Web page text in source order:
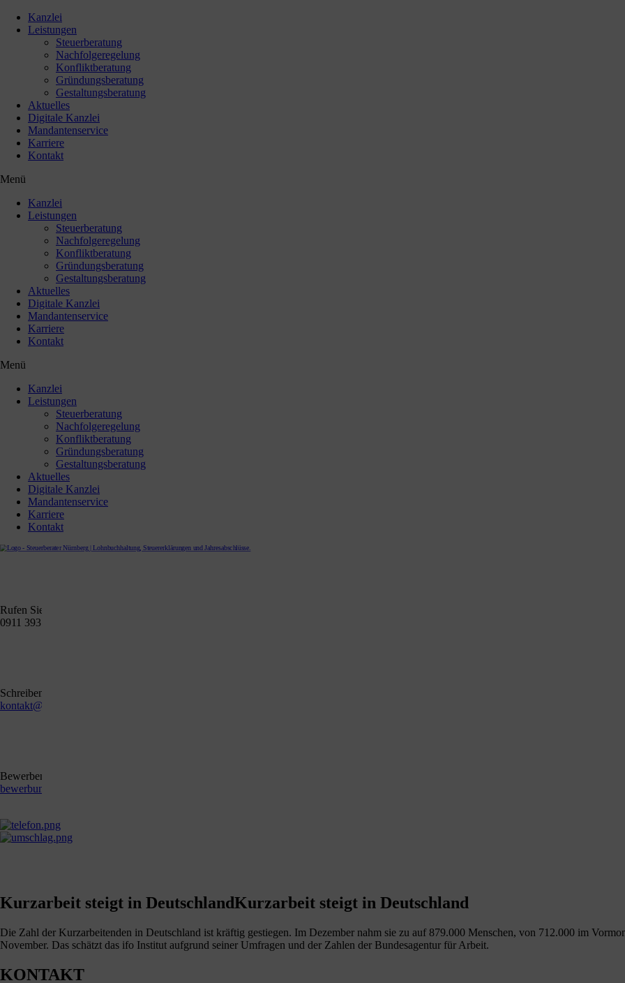
Kanzlei
Leistungen
Steuerberatung
Nachfolgeregelung
Konfliktberatung
Gründungsberatung
Gestaltungsberatung
Aktuelles
Digitale Kanzlei
Mandantenservice
Karriere
Kontakt
Menü
Kanzlei
Leistungen
Steuerberatung
Nachfolgeregelung
Konfliktberatung
Gründungsberatung
Gestaltungsberatung
Aktuelles
Digitale Kanzlei
Mandantenservice
Karriere
Kontakt
Menü
Kanzlei
Leistungen
Steuerberatung
Nachfolgeregelung
Konfliktberatung
Gründungsberatung
Gestaltungsberatung
Aktuelles
Digitale Kanzlei
Mandantenservice
Karriere
Kontakt
Rufen Sie uns gerne an
0911 39372790
Schreiben Sie uns gerne eine E-Mail
kontakt@stb-becker-zeiler.de
Bewerben Sie sich online oder per E-Mail
bewerbung@stb-becker-zeiler.de
Kurzarbeit steigt in DeutschlandKurzarbeit steigt in Deutschland
Die Zahl der Kurzarbeitenden in Deutschland ist kräftig gestiegen. Im Dezember nahm sie zu auf 879.000 Menschen, von 712.000 im
November. Das schätzt das ifo Institut aufgrund seiner Umfragen und der Zahlen der Bundesagentur für Arbeit.
KONTAKT